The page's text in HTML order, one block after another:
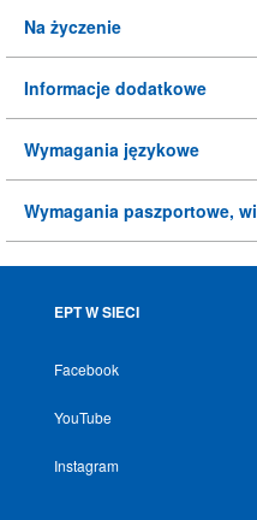
Na życzenie
Informacje dodatkowe
Wymagania językowe
Wymagania paszportowe,
EPT W SIECI
Facebook
YouTube
Instagram